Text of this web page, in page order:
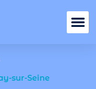
sur-Seine